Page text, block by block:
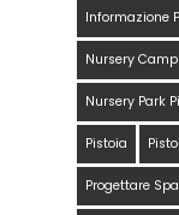
Informazione
Nursery
Nursery Park
Pistoia
Progettare